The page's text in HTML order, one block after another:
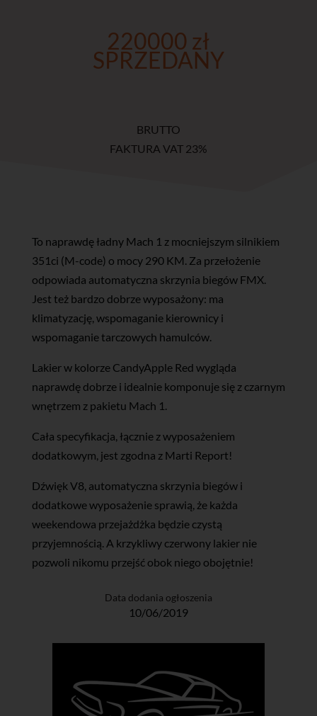
220000 zł
SPRZEDANY
BRUTTO
FAKTURA VAT 23%
To naprawdę ładny Mach 1 z mocniejszym silnikiem
351ci (M-code) o mocy 290 KM. Za przełożenie
odpowiada automatyczna skrzynia biegów FMX.
Jest też bardzo dobrze wyposażony: ma
klimatyzację, wspomaganie kierownicy i
wspomaganie tarczowych hamulców.
Lakier w kolorze CandyApple Red wygląda
naprawdę dobrze i idealnie komponuje się z czarnym
wnętrzem z pakietu Mach 1.
Cała specyfikacja, łącznie z wyposażeniem
dodatkowym, jest zgodna z Marti Report!
Dźwięk V8, automatyczna skrzynia biegów i
dodatkowe wyposażenie sprawią, że każda
weekendowa przejażdżka będzie czystą
przyjemnością. A krzykliwy czerwony lakier nie
pozwoli nikomu przejść obok niego obojętnie!
Data dodania ogłoszenia
10/06/2019